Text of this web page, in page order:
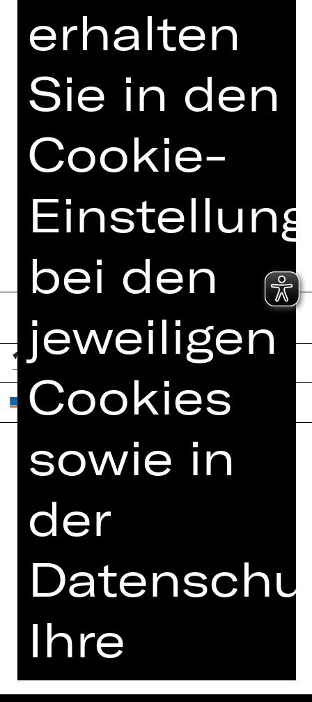
TEAM
VIDEO/AUDIO
FOTOS
PRESSESTIMMEN
MEHR DAZU IM DIGITALEN
PROGRAMMHEFT
Home
Künstler*innen
Newsletter
Abos 26/27
Kontakt
Jobs
Datenschutz
Impressum
erhalten
Sie in den
Cookie-
bei den
jeweiligen
Cookies
sowie in
der
Ihre